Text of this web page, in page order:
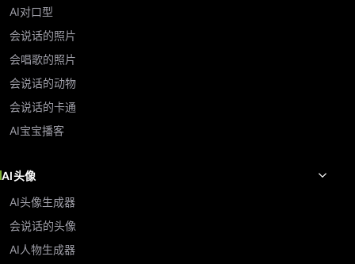
AI对口型
会说话的照片
会唱歌的照片
会说话的动物
会说话的卡通
AI宝宝播客
AI头像
AI头像生成器
会说话的头像
AI人物生成器